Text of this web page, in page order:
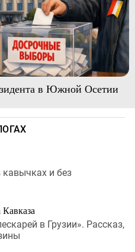
в Южной Осетии
кавычках и без
в Грузии». Рассказ,